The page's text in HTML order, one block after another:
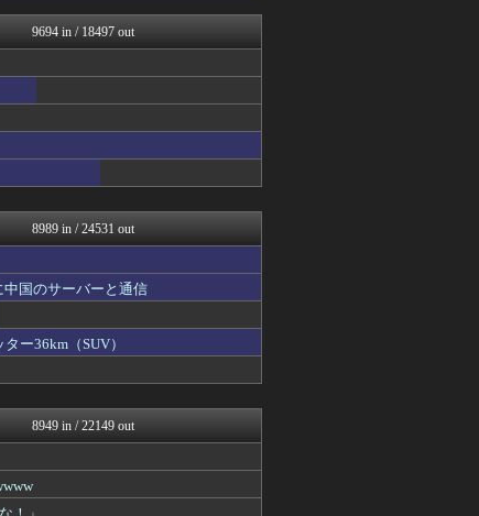
バズッター速報
ハロン棒ch
奥様は鬼女-DQN返しまと...
VIPPER速報
げぇ速
NEWSまとめもりー｜2c...
アニメつぶやき速報‼︎
9694 in / 18497 out
8989 in / 24531 out
中国のサーバーと通信
ー36km（SUV）
8949 in / 22149 out